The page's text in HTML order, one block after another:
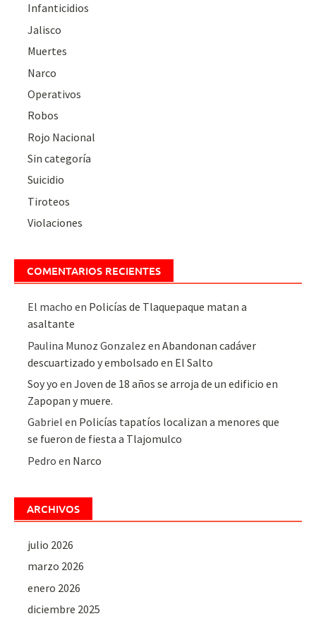
Infanticidios
Jalisco
Muertes
Narco
Operativos
Robos
Rojo Nacional
Sin categoría
Suicidio
Tiroteos
Violaciones
COMENTARIOS RECIENTES
El macho en Policías de Tlaquepaque matan a
asaltante
Paulina Munoz Gonzalez enAbandonan cadáver
descuartizado y embolsado en El Salto
Soy yo enJoven de 18 años se arroja de un edificio en
Zapopan y muere.
Gabriel en Policías tapatíos localizan a menores que
se fueron de fiesta a Tlajomulco
Pedro en Narco
ARCHIVOS
julio 2026
marzo 2026
enero 2026
diciembre 2025